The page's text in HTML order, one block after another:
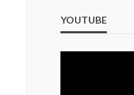
YOUTUBE